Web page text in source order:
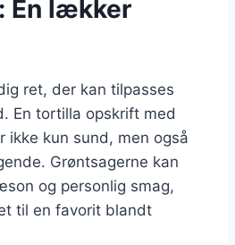
En lækker
ret, der kan tilpasses
En tortilla opskrift med
ikke kun sund, men også
Grøntsagerne kan
og personlig smag,
til en favorit blandt